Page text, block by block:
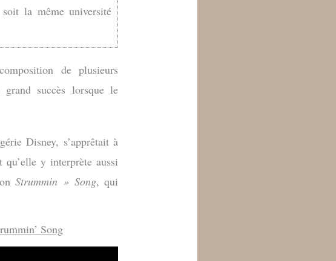
la même université
de plusieurs
succès lorsque le
Disney, s’apprêtait à
y interprète aussi
Strummin » Song, qui
Song